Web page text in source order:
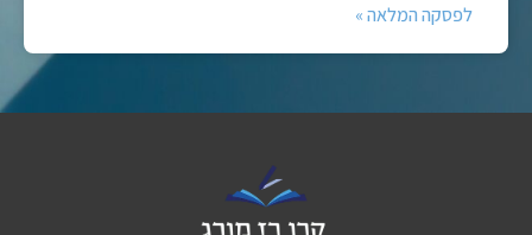
לפסקה המלאה »